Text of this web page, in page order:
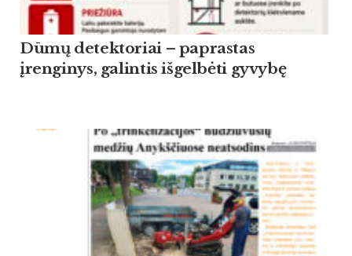
Dūmų detektoriai – paprastas
įrenginys, galintis išgelbėti gyvybę